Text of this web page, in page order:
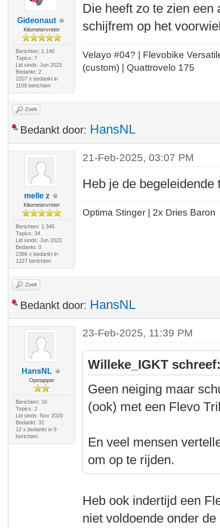
Gideonaut
Kilometervreter
Berichten: 1.140
Topics: 7
Lid sinds: Jun 2023
Bedankt: 2
2207 x bedankt in
1109 berichten
Die heeft zo te zien een
schijfrem op het
Velayo #04? | Flevobike
(custom) | Quattrovelo 175
Zoek
Bedankt door: HansNL
melle z
Kilometervreter
Berichten: 1.345
Topics: 34
Lid sinds: Jun 2022
Bedankt: 0
2366 x bedankt in
1227 berichten
21-Feb-2025, 03:07 PM
Heb je de begeleidende
Optima Stinger | 2x Dries Baron
Zoek
Bedankt door: HansNL
HansNL
Opstapper
Berichten: 16
Topics: 2
Lid sinds: Nov 2020
Bedankt: 32
12 x bedankt in 9
berichten
23-Feb-2025, 11:39 PM
Willeke_IGKT
Geen neiging maar
(ook) met een Flevo
En veel mensen
om op te rijden.
Heb ook indertijd een
niet voldoende onder